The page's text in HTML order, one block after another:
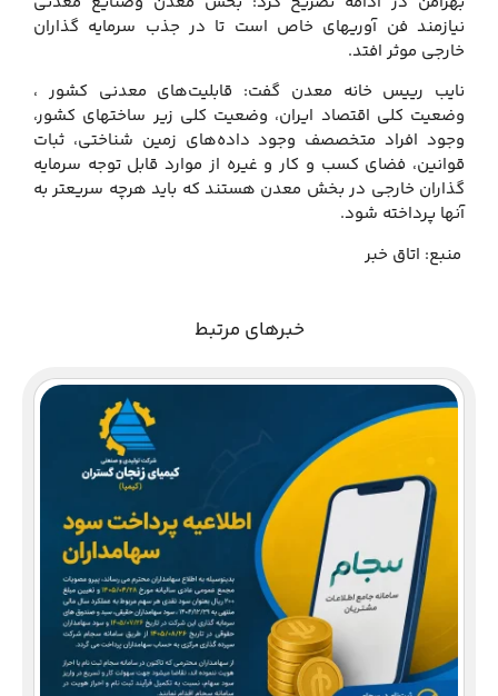
نیازمند فن آوریهای خاص است تا در جذب سرمایه گذاران
خارجی موثر افتد.
نایب رییس خانه معدن گفت: قابلیت‌های معدنی کشور ،
وضعیت کلی اقتصاد ایران، وضعیت کلی زیر ساختهای کشور،
وجود افراد متخصصف وجود داده‌های زمین شناختی، ثبات
قوانین، فضای کسب و کار و غیره از موارد قابل توجه سرمایه
گذاران خارجی در بخش معدن هستند که باید هرچه سریعتر به
آنها پرداخته شود.
منبع: اتاق خبر
خبرهای مرتبط